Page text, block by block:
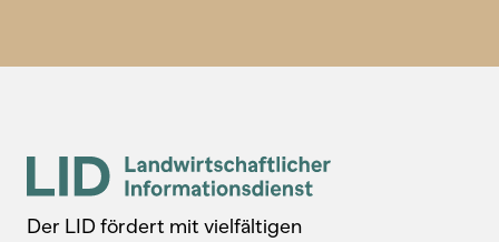
Der LID fördert mit vielfältigen